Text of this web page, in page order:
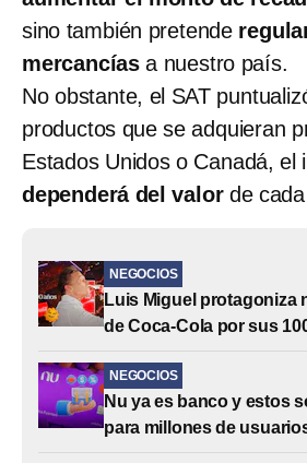
sino también pretende
mercancías a nuestro país.
No obstante, el SAT
productos que se adquieran
Estados Unidos o Canadá, el
dependerá del valorde cada
NEGOCIOS
Luis Miguel protagoniza
de Coca-Cola por sus
NEGOCIOS
Nu ya es banco y estos
para millones de